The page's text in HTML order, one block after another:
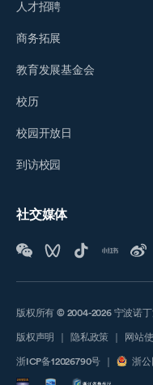
人才招聘
商务拓展
教育发展基金会
校历
校园开放日
到访校园
社交媒体
版权所有 © 2004-2026 宁波诺
版权声明 隐私政策 网站
浙ICP备12026790号 浙公